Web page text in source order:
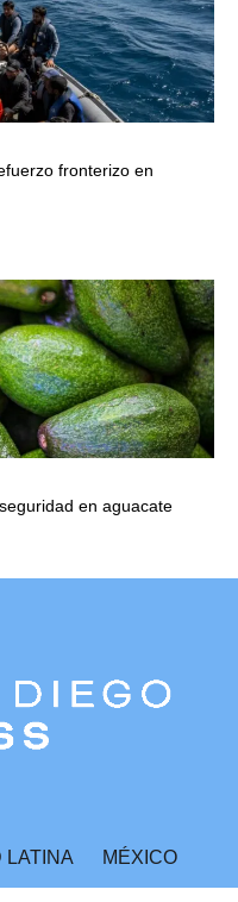
fronterizo en
en aguacate
LATINA MÉXICO